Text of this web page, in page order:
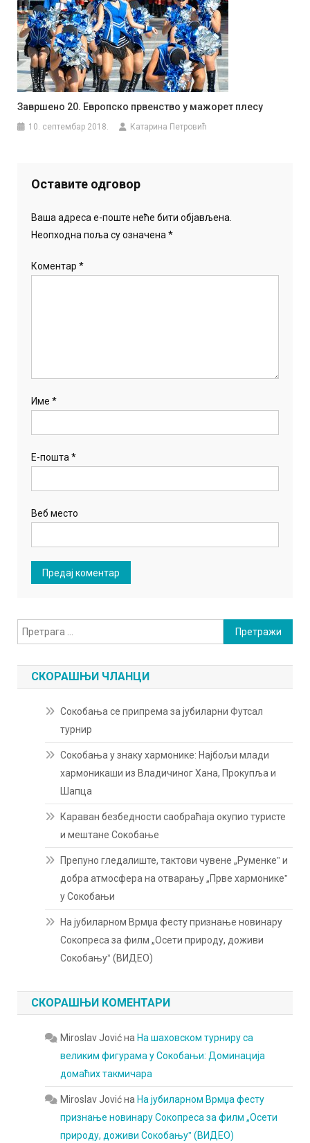
Завршено 20. Европско првенство у мажорет плесу
10. септембар 2018. Катарина Петровић
Оставите одговор
Ваша адреса е-поште неће бити објављена.
Неопходна поља су означена*
Коментар*
Име*
Е-пошта*
Веб место
Претрага
за:
СКОРАШЊИ ЧЛАНЦИ
Сокобања се припрема за јубиларни Футсал
турнир
Сокобања у знаку хармонике: Најбољи млади
хармоникаши из Владичиног Хана, Прокупља и
Шапца
Караван безбедности саобраћаја окупио туристе
и мештане Сокобање
Препуно гледалиште, тактови чувене „Руменкеˮ и
добра атмосфера на отварању „Прве хармоникеˮ
у Сокобањи
На јубиларном Врмџа фесту признање новинару
Сокопреса за филм „Осети природу, доживи
Сокобањуˮ (ВИДЕО)
СКОРАШЊИ КОМЕНТАРИ
Miroslav Jovićна На шаховском турниру са
великим фигурама у Сокобањи: Доминација
домаћих такмичара
Miroslav Jovićна На јубиларном Врмџа фесту
признање новинару Сокопреса за филм „Осети
природу, доживи Сокобањуˮ (ВИДЕО)